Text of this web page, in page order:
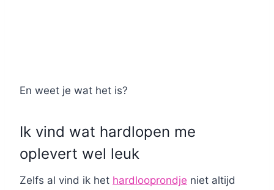
En weet je wat het is?
Ik vind wat hardlopen me
oplevert wel leuk
Zelfs al vind ik het hardlooprondje niet altijd